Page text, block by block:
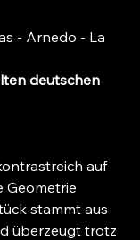
- Arnedo - La
deutschen
auf
Geometrie
stammt aus
überzeugt trotz